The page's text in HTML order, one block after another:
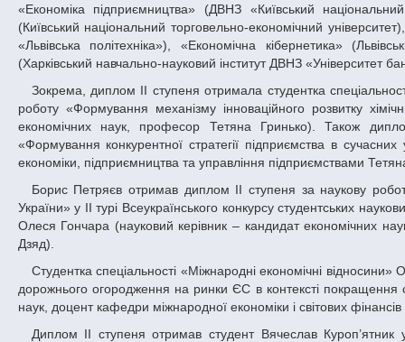
«Економіка підприємництва» (ДВНЗ «Київський
(Київський національний торговельно-економічний
«Львівська політехніка»), «Економічна кібернетика»
(Харківський навчально-науковий інститут ДВНЗ «Університет
Зокрема, диплом ІІ ступеня отримала студентка спеціальності «Підприємництво, торгівля та біржова діяльність» Валерія Козік за наукову
роботу «Формування механізму інноваційного розвитку
економічних наук, професор Тетяна Гринько). Також
«Формування конкурентної стратегії підприємства в
економіки, підприємництва та управління підприємствами Тетяна
Борис Петряєв отримав диплом ІІ ступеня за наукову роботу «Європейський досвід розвитку ринку відновлюваних джерел енергії для
України» у ІІ турі Всеукраїнського конкурсу студентських
Олеся Гончара (науковий керівник – кандидат економічних
Дзяд).
Студентка спеціальності «Міжнародні економічні відносини» Оксана Гордієнко отримала диплом ІІ ступеня за наукову роботу «Просування
дорожнього огородження на ринки ЄС в контексті покращення
наук, доцент кафедри міжнародної економіки і світових
Диплом ІІ ступеня отримав студент Вячеслав Куроп’ятник у ІІ турі Всеукраїнського конкурсу студентських наукових робіт «Банківська